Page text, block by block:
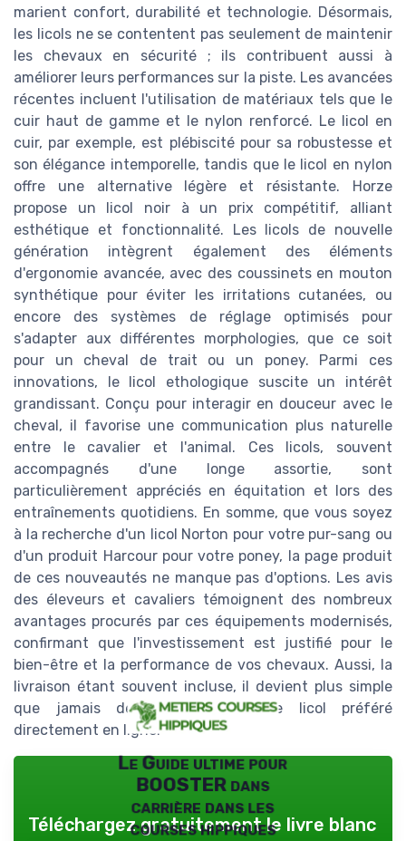
marient confort, durabilité et technologie. Désormais,
les licols ne se contentent pas seulement de maintenir
les chevaux en sécurité ; ils contribuent aussi à
améliorer leurs performances sur la piste. Les avancées
récentes incluent l'utilisation de matériaux tels que le
cuir haut de gamme et le nylon renforcé. Le licol en
cuir, par exemple, est plébiscité pour sa robustesse et
son élégance intemporelle, tandis que le licol en nylon
offre une alternative légère et résistante. Horze
propose un licol noir à un prix compétitif, alliant
esthétique et fonctionnalité. Les licols de nouvelle
génération intègrent également des éléments
d'ergonomie avancée, avec des coussinets en mouton
synthétique pour éviter les irritations cutanées, ou
encore des systèmes de réglage optimisés pour
s'adapter aux différentes morphologies, que ce soit
pour un cheval de trait ou un poney. Parmi ces
innovations, le licol ethologique suscite un intérêt
grandissant. Conçu pour interagir en douceur avec le
cheval, il favorise une communication plus naturelle
entre le cavalier et l'animal. Ces licols, souvent
accompagnés d'une longe assortie, sont
particulièrement appréciés en équitation et lors des
entraînements quotidiens. En somme, que vous soyez
à la recherche d'un licol Norton pour votre pur-sang ou
d'un produit Harcour pour votre poney, la page produit
de ces nouveautés ne manque pas d'options. Les avis
des éleveurs et cavaliers témoignent des nombreux
avantages procurés par ces équipements modernisés,
confirmant que l'investissement est justifié pour le
bien-être et la performance de vos chevaux. Aussi, la
livraison étant souvent incluse, il devient plus simple
que jamais de commander votre licol préféré
directement en ligne.
Le Guide ultime pour
BOOSTER dans
carrière dans les
courses hippiques
Téléchargez gratuitement le livre blanc